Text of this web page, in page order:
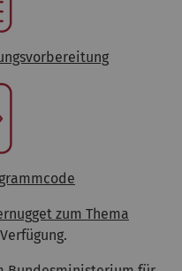
zum Thema